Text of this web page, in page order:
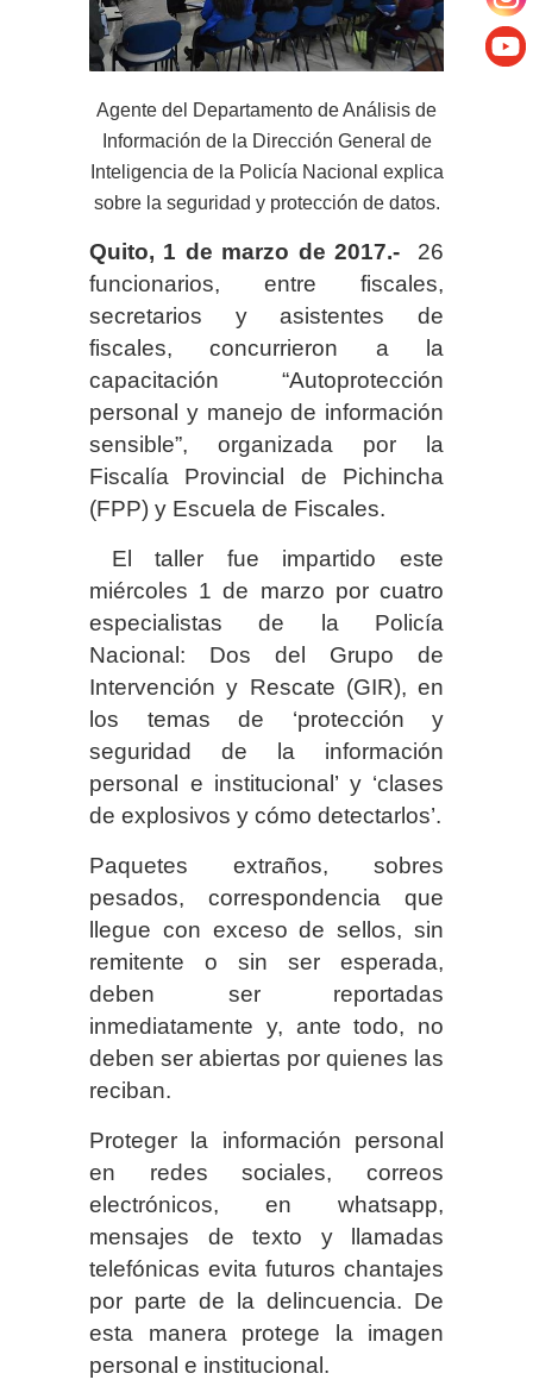
Agente del Departamento de Análisis de
Información de la Dirección General de
Inteligencia de la Policía Nacional explica
sobre la seguridad y protección de datos.
Quito, 1 de marzo de 2017.-
26
funcionarios, entre fiscales,
secretarios y asistentes de
fiscales, concurrieron a la
capacitación “Autoprotección
personal y manejo de información
sensible”, organizada por la
Fiscalía Provincial de Pichincha
(FPP) y Escuela de Fiscales.
El taller fue impartido este
miércoles 1 de marzo por cuatro
especialistas de la Policía
Nacional: Dos del Grupo de
Intervención y Rescate (GIR), en
los temas de ‘protección y
seguridad de la información
personal e institucional’ y ‘clases
de explosivos y cómo detectarlos’.
Paquetes extraños, sobres
pesados, correspondencia que
llegue con exceso de sellos, sin
remitente o sin ser esperada,
deben ser reportadas
inmediatamente y, ante todo, no
deben ser abiertas por quienes las
reciban.
Proteger la información personal
en redes sociales, correos
electrónicos, en whatsapp,
mensajes de texto y llamadas
telefónicas evita futuros chantajes
por parte de la delincuencia. De
esta manera protege la imagen
personal e institucional.